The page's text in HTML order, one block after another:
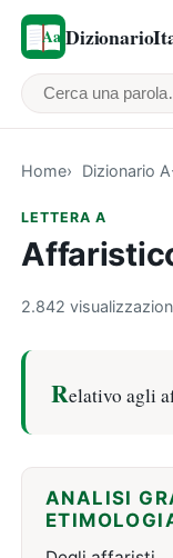
Cerca una
Home Dizionario
LETTERA A
2.842
Relativo agli
ANALISI